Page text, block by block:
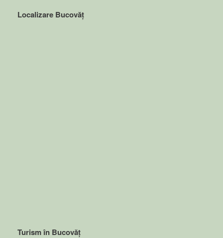
Localizare Bucovăț
Turism în Bucovăț